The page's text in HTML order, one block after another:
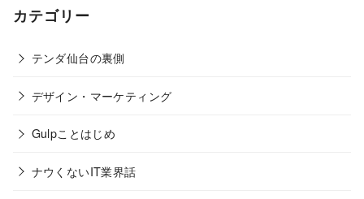
カテゴリー
テンダ仙台の裏側
デザイン・マーケティング
Gulpことはじめ
ナウくないIT業界話